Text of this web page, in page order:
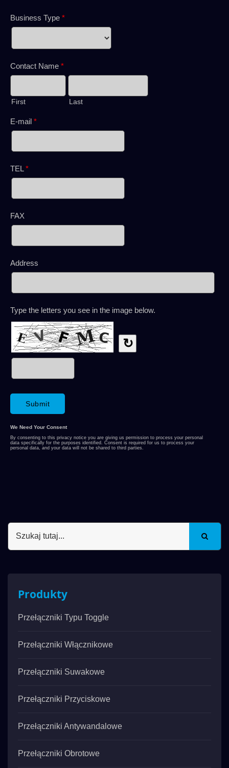
Produkty
Przełączniki Typu Toggle
Przełączniki Włącznikowe
Przełączniki Suwakowe
Przełączniki Przyciskowe
Przełączniki Antywandalowe
Przełączniki Obrotowe